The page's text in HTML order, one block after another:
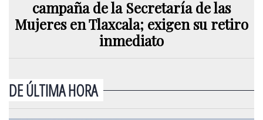
campaña de la Secretaría de las
Mujeres en Tlaxcala; exigen su retiro
inmediato
DE ÚLTIMA HORA